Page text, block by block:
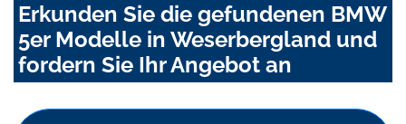
Erkunden Sie die gefundenen BMW
5er Modelle in Weserbergland und
fordern Sie Ihr Angebot an